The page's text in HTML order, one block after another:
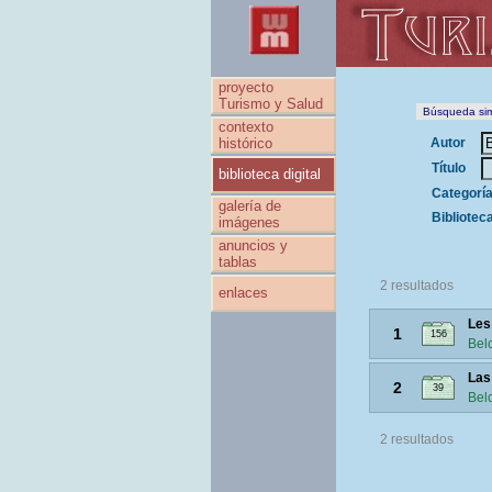
proyecto
Turismo y Salud
contexto
histórico
biblioteca digital
galería de
imágenes
anuncios y
tablas
enlaces
Búsqueda
Autor
Título
2 resultados
1 156
2 39
2 resultados